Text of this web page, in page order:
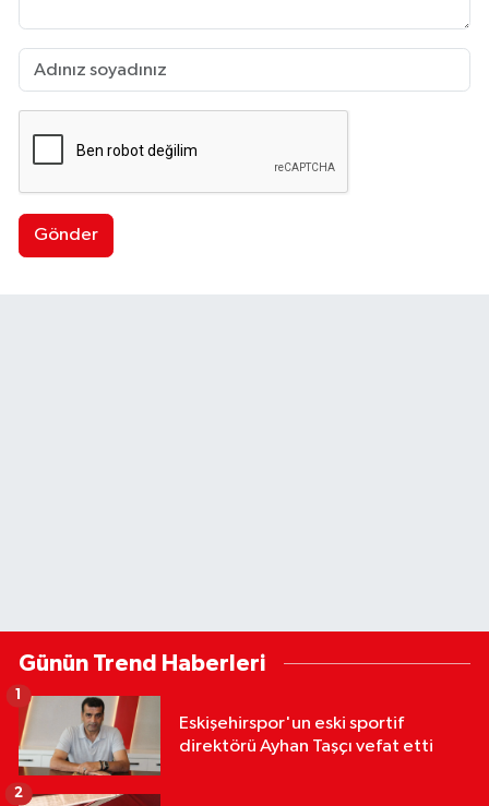
Gönder
Günün Trend Haberleri
Eskişehirspor'un eski sportif
direktörü Ayhan Taşçı vefat etti
1
2